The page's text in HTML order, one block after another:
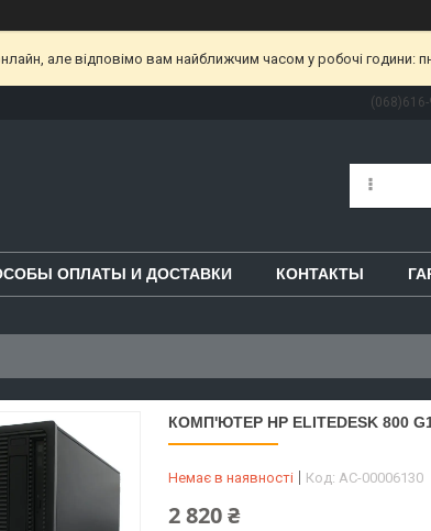
але відповімо вам найближчим часом у робочі години:
ОПЛАТЫ И ДОСТАВКИ КОНТАКТЫ
КОМП'ЮТЕР HP ELITEDESK 800 G1
Немає в наявності Код: AC-00006130
2 820 ₴